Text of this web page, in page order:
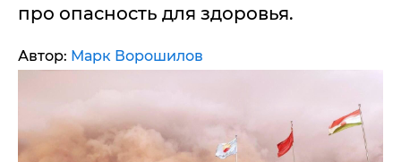
про опасность для здоровья.
Автор: Марк Ворошилов